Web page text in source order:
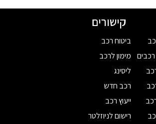
קישורים
ביטוח רכב
מימון לרכב
ליסינג
רכב חדש
ייעוץ רכב
רישום לניוזלטר